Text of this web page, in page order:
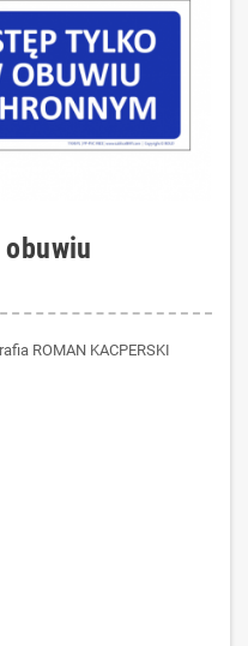
ROMAN KACPERSKI